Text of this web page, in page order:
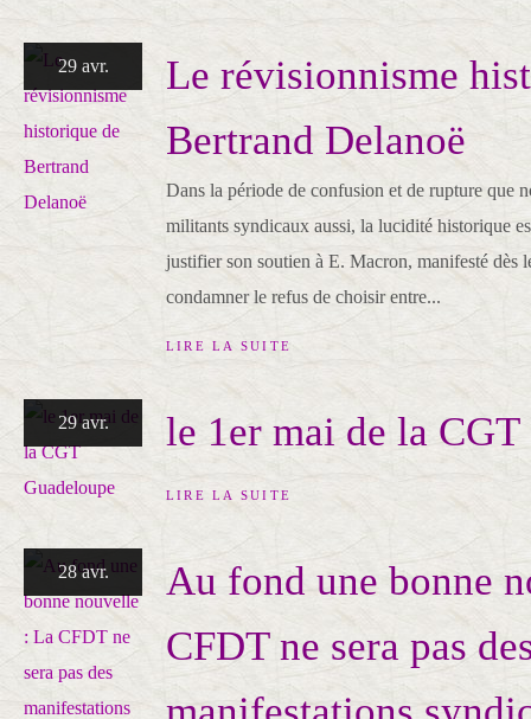
29 avr.
Le révisionnisme
Bertrand Delanoë
Dans la période de confusion et de rupture que
militants syndicaux aussi, la lucidité historique
justifier son soutien à E. Macron, manifesté dès
condamner le refus de choisir entre...
LIRE LA SUITE
29 avr. le 1er mai de la CGT
LIRE LA SUITE
28 avr.
Au fond une bonne
CFDT ne sera pas